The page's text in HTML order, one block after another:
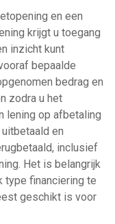
en een
krijgt u toegang
inzicht kunt
bepaalde
bedrag en
zodra u het
lening op afbetaling
en
inclusief
Het is belangrijk
type financiering te
geschikt is voor